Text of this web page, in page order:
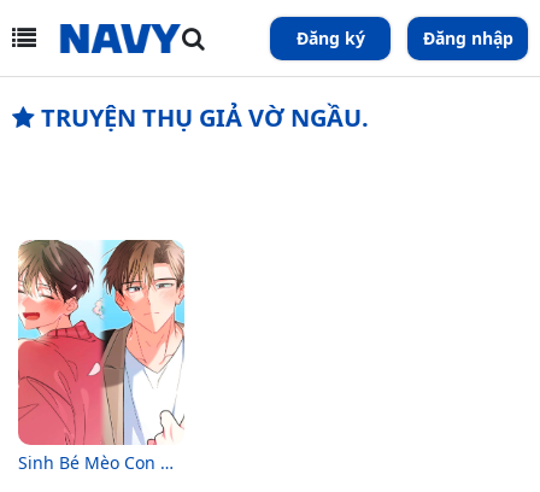
Đăng ký Đăng nhập
TRUYỆN THỤ GIẢ VỜ NGẦU.
Sinh Bé Mèo Con Cho Tôi Nhanh!